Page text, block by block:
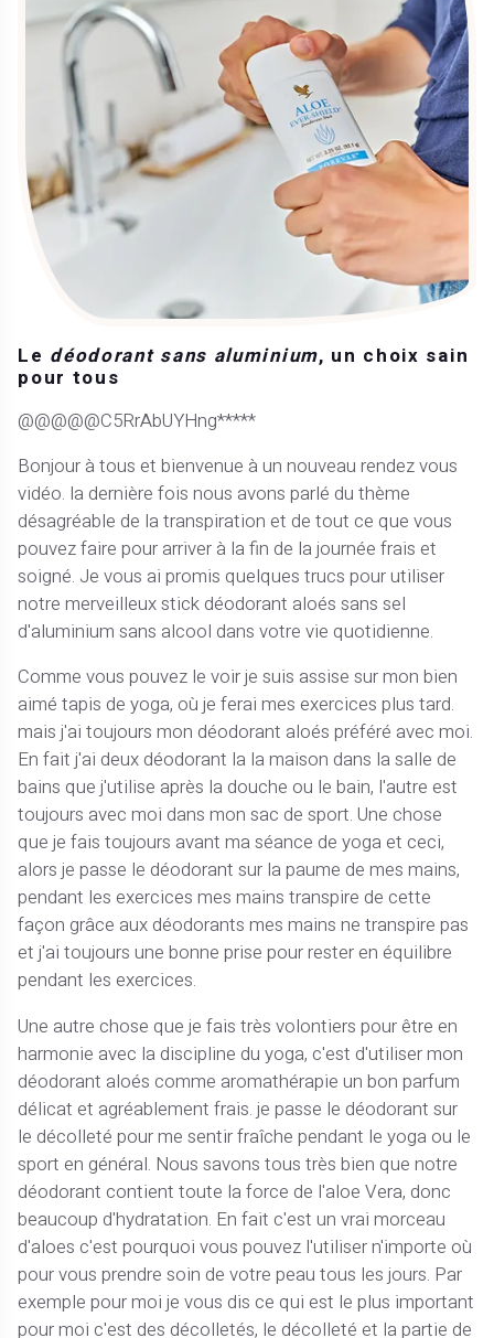
Le déodorant sans aluminium, un choix sain
pour tous
@@@@@C5RrAbUYHng*****
Bonjour à tous et bienvenue à un nouveau rendez vous
vidéo. la dernière fois nous avons parlé du thème
désagréable de la transpiration et de tout ce que vous
pouvez faire pour arriver à la fin de la journée frais et
soigné. Je vous ai promis quelques trucs pour utiliser
notre merveilleux stick déodorant aloés sans sel
d'aluminium sans alcool dans votre vie quotidienne.
Comme vous pouvez le voir je suis assise sur mon bien
aimé tapis de yoga, où je ferai mes exercices plus tard.
mais j'ai toujours mon déodorant aloés préféré avec moi.
En fait j'ai deux déodorant la la maison dans la salle de
bains que j'utilise après la douche ou le bain, l'autre est
toujours avec moi dans mon sac de sport. Une chose
que je fais toujours avant ma séance de yoga et ceci,
alors je passe le déodorant sur la paume de mes mains,
pendant les exercices mes mains transpire de cette
façon grâce aux déodorants mes mains ne transpire pas
et j'ai toujours une bonne prise pour rester en équilibre
pendant les exercices.
Une autre chose que je fais très volontiers pour être en
harmonie avec la discipline du yoga, c'est d'utiliser mon
déodorant aloés comme aromathérapie un bon parfum
délicat et agréablement frais. je passe le déodorant sur
le décolleté pour me sentir fraîche pendant le yoga ou le
sport en général. Nous savons tous très bien que notre
déodorant contient toute la force de l'aloe Vera, donc
beaucoup d'hydratation. En fait c'est un vrai morceau
d'aloes c'est pourquoi vous pouvez l'utiliser n'importe où
pour vous prendre soin de votre peau tous les jours. Par
exemple pour moi je vous dis ce qui est le plus important
pour moi c'est des décolletés, le décolleté et la partie de